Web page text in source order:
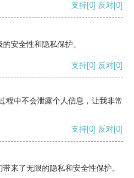
支持[0] 反对[0]
安全性和隐私保护。
支持[0] 反对[0]
程中不会泄露个人信息，让我非常
支持[0] 反对[0]
来了无限的隐私和安全性保护。